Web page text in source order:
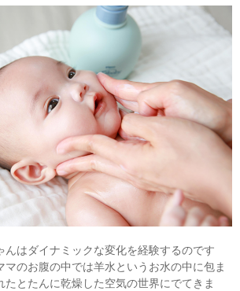
んはダイナミックな変化を経験するのです
マのお腹の中では羊水というお水の中に包ま
たとたんに乾燥した空気の世界にでてきま